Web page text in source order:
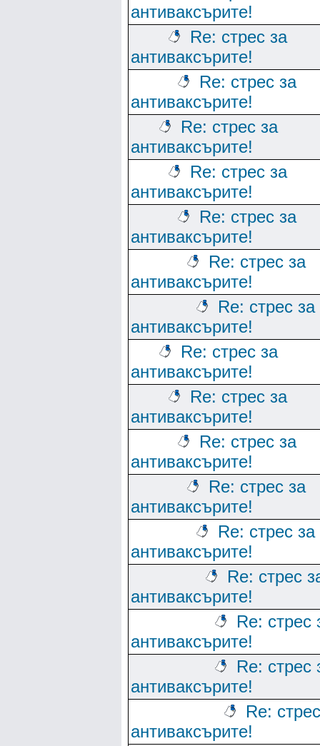
антиваксърите!
Re: стрес за
антиваксърите!
Re: стрес за
антиваксърите!
Re: стрес за
антиваксърите!
Re: стрес за
антиваксърите!
Re: стрес за
антиваксърите!
Re: стрес за
антиваксърите!
Re: стрес за
антиваксърите!
Re: стрес за
антиваксърите!
Re: стрес за
антиваксърите!
Re: стрес за
антиваксърите!
Re: стрес за
антиваксърите!
Re: стрес за
антиваксърите!
Re: стрес
антиваксърите!
Re: стрес
антиваксърите!
Re: стрес
антиваксърите!
Re:
антиваксърите!